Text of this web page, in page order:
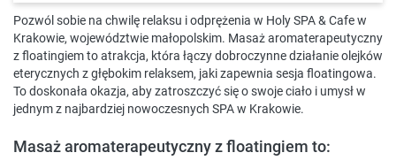
Pozwól sobie na chwilę relaksu i odprężenia w Holy SPA & Cafe w
Krakowie, województwie małopolskim. Masaż aromaterapeutyczny
z floatingiem to atrakcja, która łączy dobroczynne działanie olejków
eterycznych z głębokim relaksem, jaki zapewnia sesja floatingowa.
To doskonała okazja, aby zatroszczyć się o swoje ciało i umysł w
jednym z najbardziej nowoczesnych SPA w Krakowie.
Masaż aromaterapeutyczny z floatingiem to: